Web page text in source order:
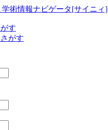
術情報ナビゲータ[サイニィ]
す
がす